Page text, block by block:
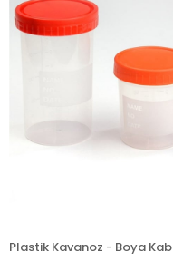
Kavanoz - Boya Kabı